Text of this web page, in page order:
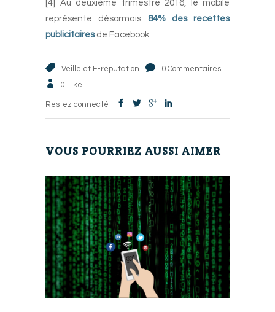
[4] Au deuxième trimestre 2016, le mobile
représente désormais 84% des recettes
publicitairesde Facebook.
Veille et E-réputation
0 Commentaires
0 Like
Restez connecté
VOUS POURRIEZ AUSSI AIMER